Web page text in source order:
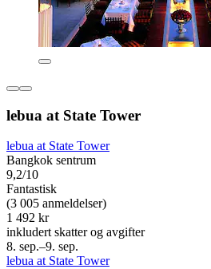
lebua at State Tower
lebua at State Tower
Bangkok sentrum
9,2/10
Fantastisk
(3 005 anmeldelser)
1 492 kr
inkludert skatter og avgifter
8. sep.–9. sep.
lebua at State Tower